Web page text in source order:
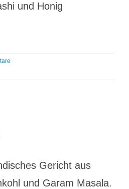
und Honig
Gericht aus
und Garam Masala.